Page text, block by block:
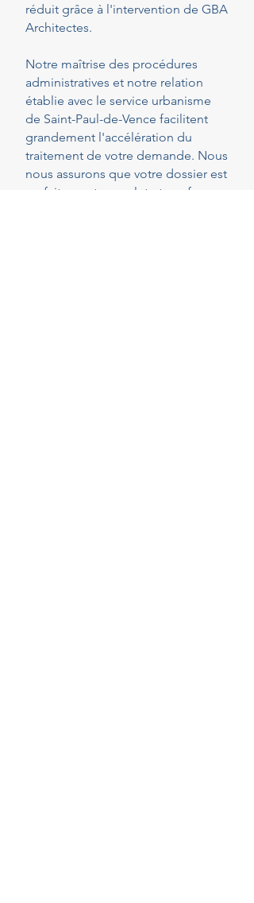
réduit grâce à l'intervention de GBA
Architectes.
Notre maîtrise des procédures
administratives et notre relation
établie avec le service urbanisme
de Saint-Paul-de-Vence facilitent
grandement l'accélération du
traitement de votre demande. Nous
nous assurons que votre dossier est
parfaitement complet et conforme